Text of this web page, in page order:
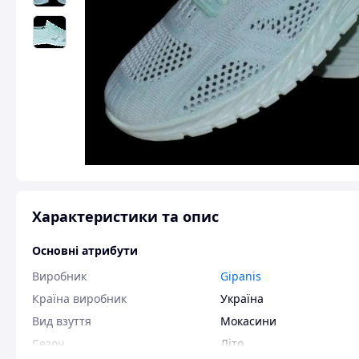
Характеристики та опис
Основні атрибути
Виробник
Gipanis
Країна виробник
Україна
Вид взуття
Мокасини
Сезон
Літо